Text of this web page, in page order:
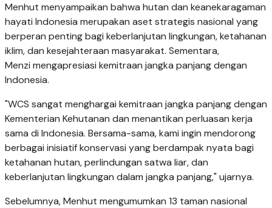
Menhut menyampaikan bahwa hutan dan keanekaragaman
hayati Indonesia merupakan aset strategis nasional yang
berperan penting bagi keberlanjutan lingkungan, ketahanan
iklim, dan kesejahteraan masyarakat. Sementara,
Menzi mengapresiasi kemitraan jangka panjang dengan
Indonesia.
"WCS sangat menghargai kemitraan jangka panjang dengan
Kementerian Kehutanan dan menantikan perluasan kerja
sama di Indonesia. Bersama-sama, kami ingin mendorong
berbagai inisiatif konservasi yang berdampak nyata bagi
ketahanan hutan, perlindungan satwa liar, dan
keberlanjutan lingkungan dalam jangka panjang," ujarnya.
Sebelumnya, Menhut mengumumkan 13 taman nasional